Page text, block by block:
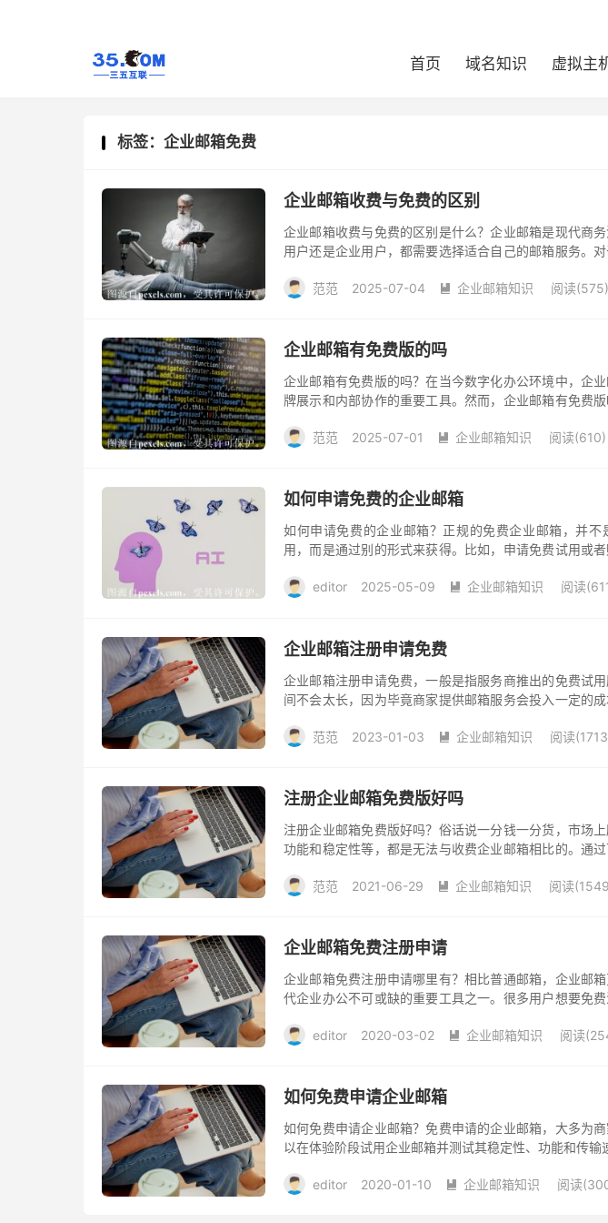
首页 域名知识 虚拟主
标签：企业邮箱免费
企业邮箱收费与免费的区别
企业邮箱收费与免费的区别是什么？企业邮箱是现代商
用户还是企业用户，都需要选择适合自己的邮箱服务。
可以节省成本，但二者在功能、安全性和用户体验上存
范范 2025-07-04  企业邮箱知识 阅读(575)
企业邮箱有免费版的吗
企业邮箱有免费版的吗？在当今数字化办公环境中，企
牌展示和内部协作的重要工具。然而，企业邮箱有免费
费，但存在诸多限制。
范范 2025-07-01  企业邮箱知识 阅读(610)
如何申请免费的企业邮箱
如何申请免费的企业邮箱？正规的免费企业邮箱，并
用，而是通过别的形式来获得。比如，申请免费试用或
editor
2025-05-09  企业邮箱知识 阅读
企业邮箱注册申请免费
企业邮箱注册申请免费，一般是指服务商推出的免费试
间不会太长，因为毕竟商家提供邮箱服务会投入一定的
请前，可以先选择试用，像三五互联提供30天免费试用！
范范 2023-01-03  企业邮箱知识 阅读
注册企业邮箱免费版好吗
注册企业邮箱免费版好吗？俗话说一分钱一分货，市场
功能和稳定性等，都是无法与收费企业邮箱相比的。通
范范
2021-06-29  企业邮箱知识 阅读
企业邮箱免费注册申请
企业邮箱免费注册申请哪里有？相比普通邮箱，企业邮
代企业办公不可或缺的重要工具之一。很多用户想要免
editor
2020-03-02  企业邮箱知识 阅读
如何免费申请企业邮箱
如何免费申请企业邮箱？免费申请的企业邮箱，大多为
以在体验阶段试用企业邮箱并测试其稳定性、功能和传输
editor 2020-01-10  企业邮箱知识 阅读